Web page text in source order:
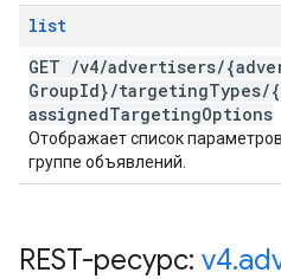
list
GET /v4/advertisers/
GroupId}/targetingTypes/
assignedTargetingOptions
Отображает список
группе объявлений.
REST-ресурс: v4.